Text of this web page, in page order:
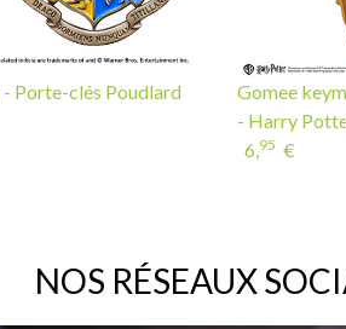
Porte-clés Poudlard
Gomee
- Harry
6,95 €
NOS RÉSEAUX